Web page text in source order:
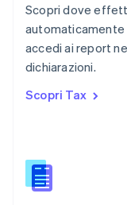
Scopri dove
accedi ai report
dichiarazioni.
Scopri Tax
English
Portogallo
RAS di Hong
English简体中文
Regno Unito
English
English
Singapore